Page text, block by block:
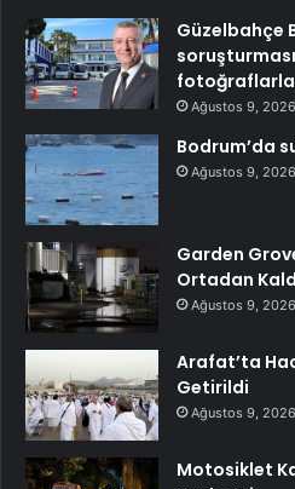
Güzelbahçe
fotoğraflarla
Ağustos 9, 2026
Bodrum’da
Ağustos 9, 2026
Garden
Ortadan
Ağustos 9, 2026
Arafat’ta
Getirildi
Ağustos 9, 2026
Motosiklet